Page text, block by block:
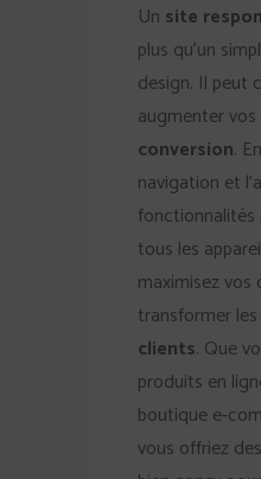
Un site
plus qu’un
design. Il peut
augmenter vos
conversion.
navigation et
tous les
maximisez vos
transformer
clients. Que
produits en
boutique e-
vous offriez